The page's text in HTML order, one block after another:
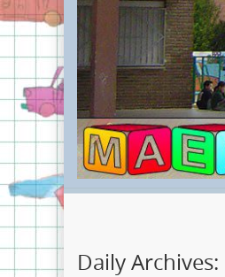
Daily Archives: